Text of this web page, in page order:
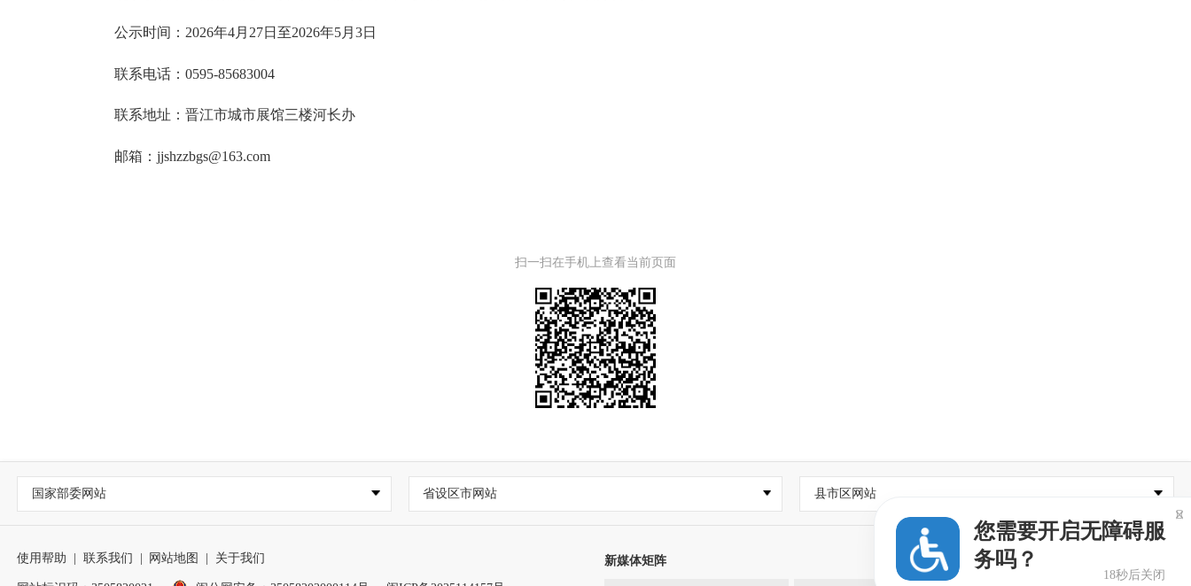
公示时间：2026年4月27日至2026年5月3日
联系电话：0595-85683004
联系地址：晋江市城市展馆三楼河长办
邮箱：jjshzzbgs@163.com
扫一扫在手机上查看当前页面
国家部委网站 省设区市网站 县市区网站
使用帮助 | 联系我们 | 网站地图 | 关于我们 新媒体矩阵
您需要开启无障碍服
务吗？
18秒后关闭
